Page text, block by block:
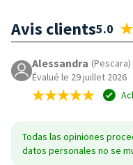
Avis clients5.0
Alessandra (Pescara)
Évalué le 29 juillet 2026
Todas las opiniones
datos personales no se